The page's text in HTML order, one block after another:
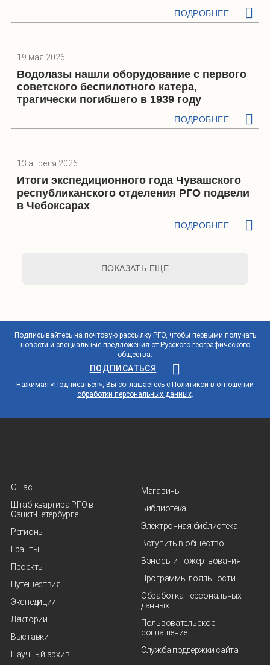
ПОДРОБНЕЕ
19 мая 2026
Водолазы нашли оборудование с первого
советского беспилотного катера,
трагически погибшего в 1939 году
ПОДРОБНЕЕ
13 апреля 2026
Итоги экспедиционного года Чувашского
республиканского отделения РГО подвели
в Чебоксарах
ПОДРОБНЕЕ
ПОКАЗАТЬ ЕЩЕ
Подписывайтесь на почтовую рассылку РГО, чтобы первыми получать
новости и специальные предложения от Русского географического
общества.
ПОДПИСАТЬСЯ
Нажимая «Подписаться», Вы соглашаетесь с Политикой в отношении
обработки персональных данных.
О нас
Штаб-квартира РГО в
Санкт‑Петербурге
Регионы
Гранты
Проекты
Путешествия
Экспедиции
Лектории
Выставки
Научный архив
Магазины
Библиотека
Электронная библиотека
Вступить в общество
Взносы и пожертвования
Программы лояльности
Обработка персональных
данных
Пользовательское
соглашение
Служба поддержки сайта